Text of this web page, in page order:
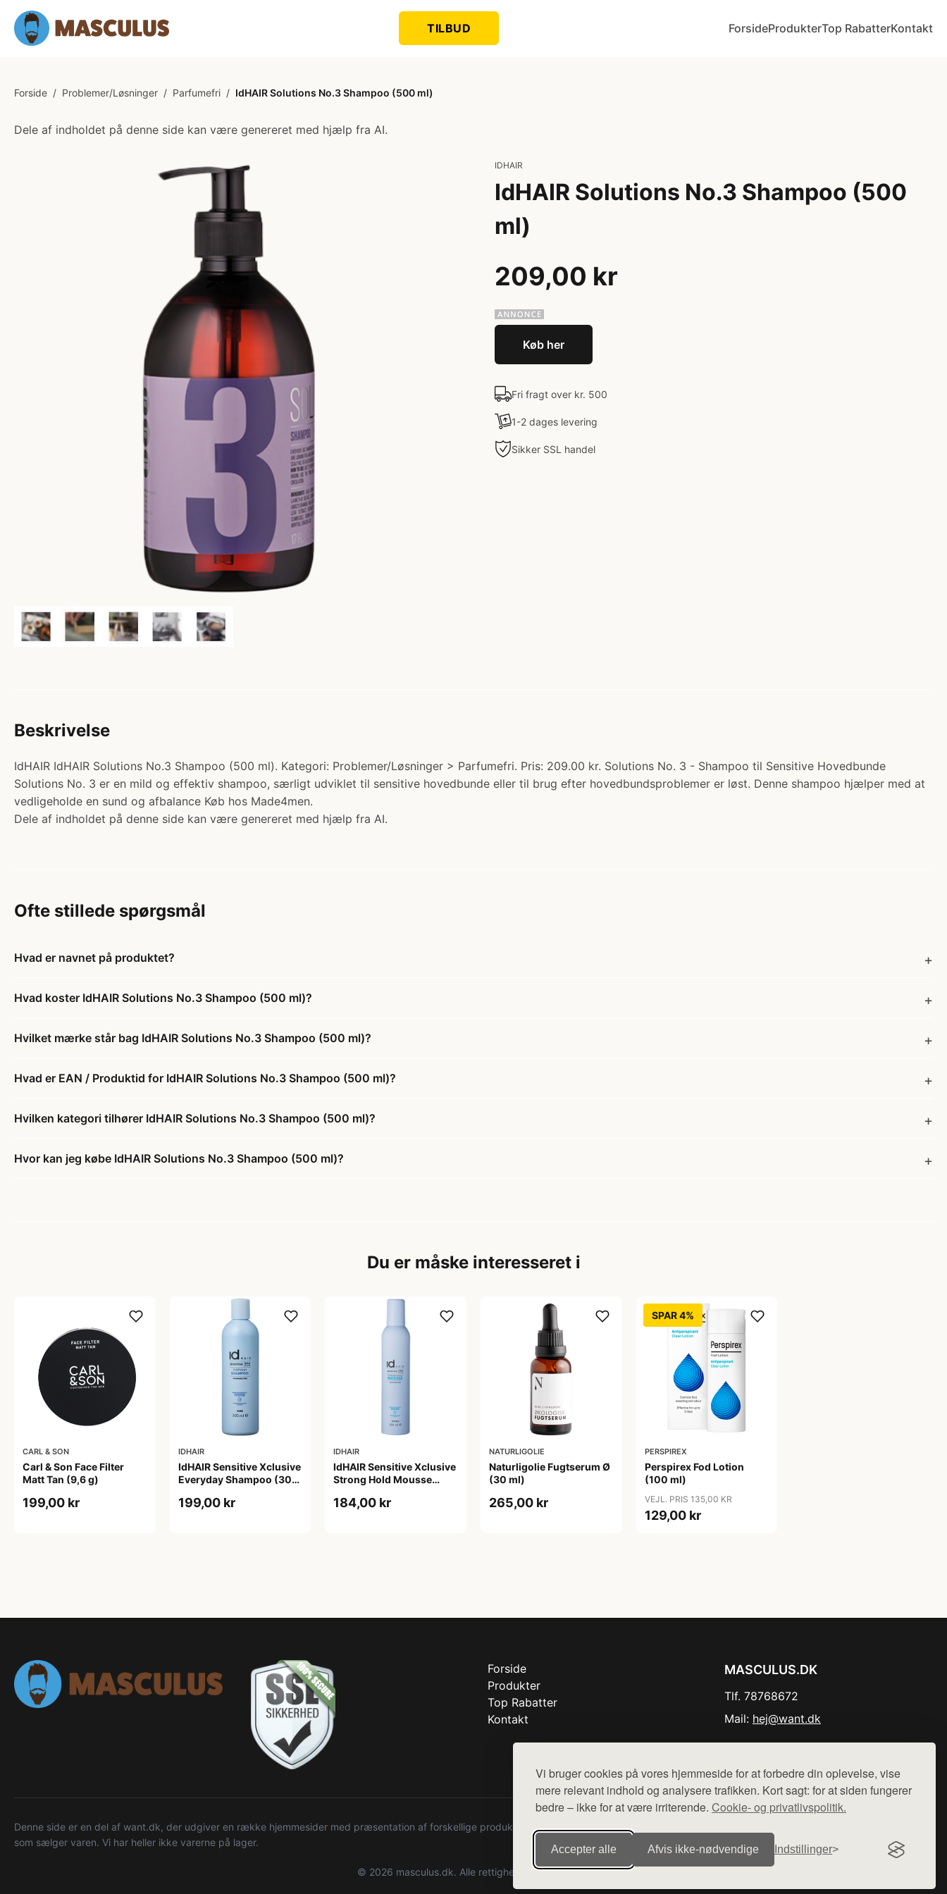
Vi bruger cookies på vores hjemmeside for at forbedre din oplevelse, vise
mere relevant indhold og analysere trafikken. Kort sagt: for at siden fungerer
bedre – ikke for at være irriterende. Cookie- og privatlivspolitik.
Accepter alle Afvis ikke‑nødvendige Indstillinger
TILBUD ForsideProdukterTop RabatterKontakt
Forside / Problemer/Løsninger / Parfumefri / IdHAIR Solutions No.3 Shampoo (500 ml)
Dele af indholdet på denne side kan være genereret med hjælp fra AI.
IDHAIR
IdHAIR Solutions No.3 Shampoo (500
ml)
209,00 kr
Køb her
Fri fragt over kr. 500
1-2 dages levering
Sikker SSL handel
Beskrivelse
IdHAIR IdHAIR Solutions No.3 Shampoo (500 ml). Kategori: Problemer/Løsninger > Parfumefri. Pris: 209.00 kr. Solutions No. 3 - Shampoo til Sensitive Hovedbunde
Solutions No. 3 er en mild og effektiv shampoo, særligt udviklet til sensitive hovedbunde eller til brug efter hovedbundsproblemer er løst. Denne shampoo hjælper med at
vedligeholde en sund og afbalance Køb hos Made4men.
Dele af indholdet på denne side kan være genereret med hjælp fra AI.
Ofte stillede spørgsmål
Hvad er navnet på produktet?
Hvad koster IdHAIR Solutions No.3 Shampoo (500 ml)?
Hvilket mærke står bag IdHAIR Solutions No.3 Shampoo (500 ml)?
Hvad er EAN / Produktid for IdHAIR Solutions No.3 Shampoo (500 ml)?
Hvilken kategori tilhører IdHAIR Solutions No.3 Shampoo (500 ml)?
Hvor kan jeg købe IdHAIR Solutions No.3 Shampoo (500 ml)?
Du er måske interesseret i
CARL & SON
Carl & Son Face Filter
Matt Tan (9,6 g)
199,00 kr
IDHAIR
IdHAIR Sensitive Xclusive
Everyday Shampoo (300
199,00 kr
IDHAIR
IdHAIR Sensitive Xclusive
Strong Hold Mousse
184,00 kr
NATURLIGOLIE
Naturligolie Fugtserum Ø
(30 ml)
265,00 kr
SPAR 4%
PERSPIREX
Perspirex Fod Lotion
(100 ml)
VEJL. PRIS 135,00 KR
129,00 kr
Forside
Produkter
Top Rabatter
Kontakt
MASCULUS.DK
Tlf. 78768672
Mail: hej@want.dk
Denne side er en del af want.dk, der udgiver en række hjemmesider med præsentation af forskellige produkter fra diverse webshops. Der sælges ikke varer fra denne side - vi henviser til de shops,
som sælger varen. Vi har heller ikke varerne på lager.
© 2026 masculus.dk. Alle rettigheder forbeholdes.